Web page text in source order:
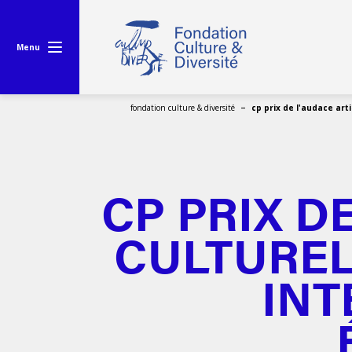
Menu
fondation culture & diversité cp prix de l'audace
CP PRIX